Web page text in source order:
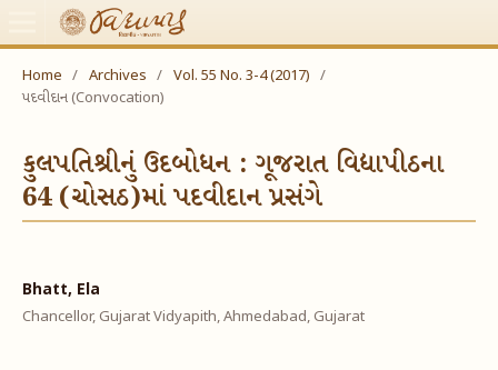
Home / Archives / Vol. 55 No. 3-4 (2017)
/
પદવીદાન (Convocation)
કુલપતિશ્રીનું ઉદબોધન : ગૂજરાત વિદ્યાપીઠના
64 (ચોસઠ)માં પદવીદાન પ્રસંગે
Bhatt, Ela
Chancellor, Gujarat Vidyapith, Ahmedabad, Gujarat